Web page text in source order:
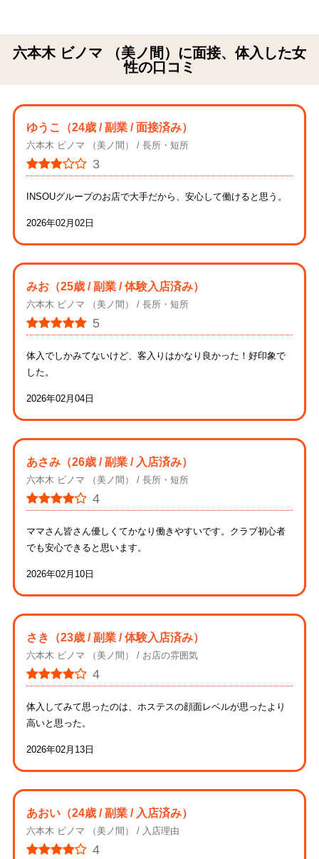
六本木 ビノマ （美ノ間）に面接、体入した女
性の口コミ
ゆうこ （24歳 / 副業 / 面接済み）
六本木 ビノマ （美ノ間） 長所・短所
3
INSOUグループのお店で大手だから、安心して働けると思う。
2026年02月02日
みお （25歳 / 副業 / 体験入店済み）
六本木 ビノマ （美ノ間） 長所・短所
5
体入でしかみてないけど、客入りはかなり良かった！好印象で
した。
2026年02月04日
あさみ （26歳 / 副業 / 入店済み）
六本木 ビノマ （美ノ間） 長所・短所
4
ママさん皆さん優しくてかなり働きやすいです。クラブ初心者
でも安心できると思います。
2026年02月10日
さき （23歳 / 副業 / 体験入店済み）
六本木 ビノマ （美ノ間） お店の雰囲気
4
体入してみて思ったのは、ホステスの顔面レベルが思ったより
高いと思った。
2026年02月13日
あおい （24歳 / 副業 / 入店済み）
六本木 ビノマ （美ノ間） 入店理由
4